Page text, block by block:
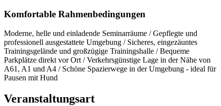
Komfortable Rahmenbedingungen
Moderne, helle und einladende Seminarräume / Gepflegte und
professionell ausgestattete Umgebung / Sicheres, eingezäuntes
Trainingsgelände und großzügige Trainingshalle / Bequeme
Parkplätze direkt vor Ort / Verkehrsgünstige Lage in der Nähe von
A61, A1 und A4 / Schöne Spazierwege in der Umgebung - ideal für
Pausen mit Hund
Veranstaltungsart